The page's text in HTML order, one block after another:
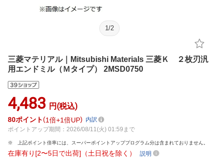
1 /2
三菱マテリアル｜Mitsubishi Materials 三菱Ｋ ２枚刃汎
用エンドミル（Ｍタイプ） 2MSD0750
4,483 円(税込)
80ポイント 1倍 1倍UP
内訳
ポイントアップ期間：2026/08/11(火) 01:59まで
上記ポイント倍率には、スーパーポイントアッププログラム分は含まれておりません。
在庫有り[2〜5日で出荷]（土日祝を除く） 説明